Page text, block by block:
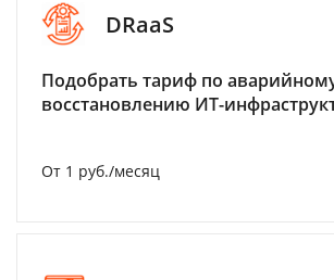
DRaaS
Подобрать тариф по
восстановлению ИТ-
От 1 руб./месяц